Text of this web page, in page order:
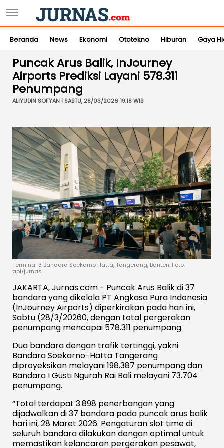
Beranda News Ekonomi Ototekno Hiburan Gaya
Puncak Arus Balik, InJourney
Airports Prediksi Layani 578.311
Penumpang
ALIYUDIN SOFYAN | SABTU, 28/03/2026 19:18 WIB
Terminal 3 Bandara Soekarno Hatta, Tangerang, Banten. Foto:
api/jurnas
JAKARTA, Jurnas.com - Puncak Arus Balik di 37
bandara yang dikelola PT Angkasa Pura Indonesia
(InJourney Airports) diperkirakan pada hari ini,
Sabtu (28/3/20260, dengan total pergerakan
penumpang mencapai 578.311 penumpang.
Dua bandara dengan trafik tertinggi, yakni
Bandara Soekarno-Hatta Tangerang
diproyeksikan melayani 198.387 penumpang dan
Bandara I Gusti Ngurah Rai Bali melayani 73.704
penumpang.
“Total terdapat 3.898 penerbangan yang
dijadwalkan di 37 bandara pada puncak arus balik
hari ini, 28 Maret 2026. Pengaturan slot time di
seluruh bandara dilakukan dengan optimal untuk
memastikan kelancaran pergerakan pesawat,